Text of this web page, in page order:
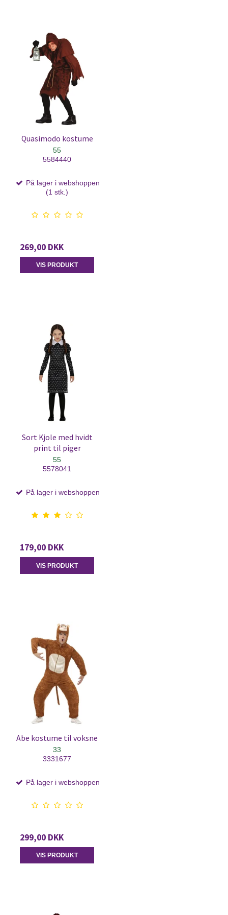
Quasimodo kostume
55
5584440
På lager i webshoppen
(1 stk.)
269,00 DKK
VIS PRODUKT
Sort Kjole med hvidt
print til piger
55
5578041
På lager i webshoppen
179,00 DKK
VIS PRODUKT
Abe kostume til voksne
33
3331677
På lager i webshoppen
299,00 DKK
VIS PRODUKT